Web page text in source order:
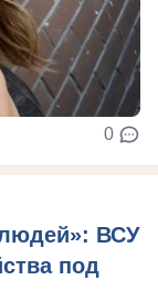
0
ВСУ
под